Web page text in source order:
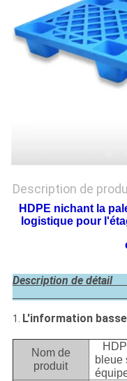
PLAN
DU
Description de
HDPE nichant la
logistique pour
1. L'information basse
Nom de
produit
bleue